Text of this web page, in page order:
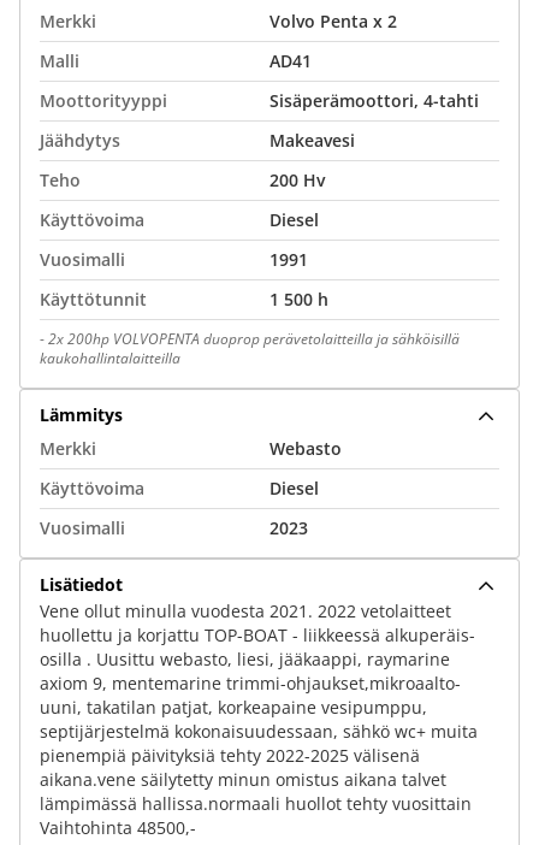
Merkki
Volvo Penta x 2
Malli
AD41
Moottorityyppi
Sisäperämoottori, 4-tahti
Jäähdytys
Makeavesi
Teho
200 Hv
Käyttövoima
Diesel
Vuosimalli
1991
Käyttötunnit
1 500 h
-2x 200hp VOLVOPENTA duoprop perävetolaitteilla ja sähköisillä
kaukohallintalaitteilla
Lämmitys
Merkki
Webasto
Käyttövoima
Diesel
Vuosimalli
2023
Lisätiedot
Vene ollut minulla vuodesta 2021. 2022 vetolaitteet
huollettu ja korjattu TOP-BOAT - liikkeessä alkuperäis-
osilla . Uusittu webasto, liesi, jääkaappi, raymarine
axiom 9, mentemarine trimmi-ohjaukset,mikroaalto-
uuni, takatilan patjat, korkeapaine vesipumppu,
septijärjestelmä kokonaisuudessaan, sähkö wc+ muita
pienempiä päivityksiä tehty 2022-2025 välisenä
aikana.vene säilytetty minun omistus aikana talvet
lämpimässä hallissa.normaali huollot tehty vuosittain
Vaihtohinta 48500,-